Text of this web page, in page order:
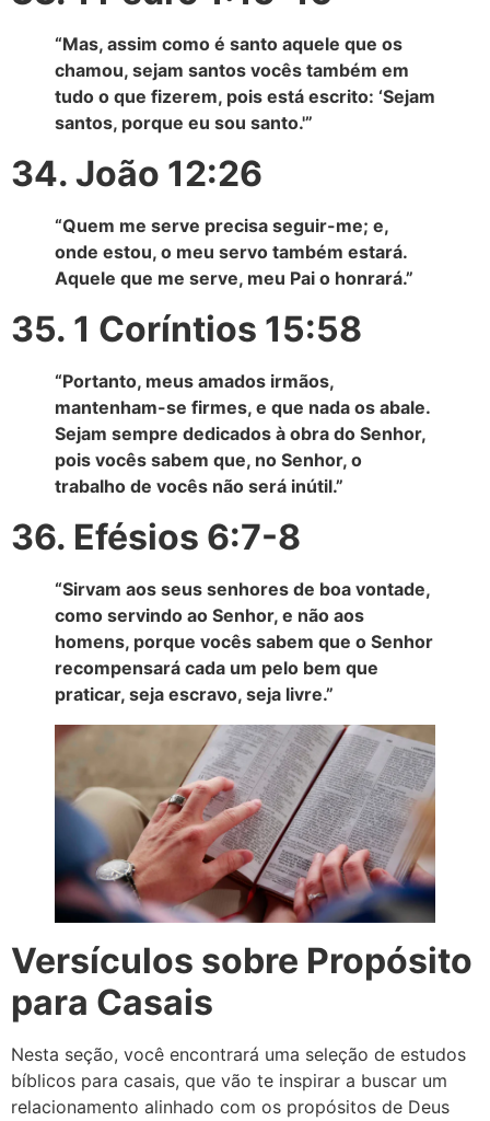
“Mas, assim como é santo aquele que os
chamou, sejam santos vocês também em
tudo o que fizerem, pois está escrito: ‘Sejam
santos, porque eu sou santo.'”
34. João 12:26
“Quem me serve precisa seguir-me; e,
onde estou, o meu servo também estará.
Aquele que me serve, meu Pai o honrará.”
35. 1 Coríntios 15:58
“Portanto, meus amados irmãos,
mantenham-se firmes, e que nada os abale.
Sejam sempre dedicados à obra do Senhor,
pois vocês sabem que, no Senhor, o
trabalho de vocês não será inútil.”
36. Efésios 6:7-8
“Sirvam aos seus senhores de boa vontade,
como servindo ao Senhor, e não aos
homens, porque vocês sabem que o Senhor
recompensará cada um pelo bem que
praticar, seja escravo, seja livre.”
Versículos sobre Propósito
para Casais
Nesta seção, você encontrará uma seleção de estudos
bíblicos para casais, que vão te inspirar a buscar um
relacionamento alinhado com os propósitos de Deus